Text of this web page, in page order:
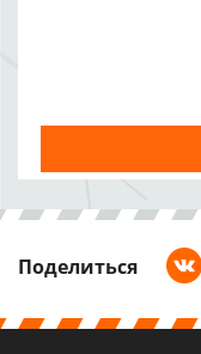
Поделиться